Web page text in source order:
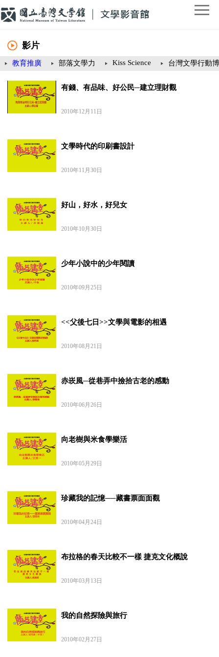
影片
教育推廣 部落文學力 Kiss Science 台灣文學行動
有錢、有品味、好公民─建立理財觀
2010年12月11日
文學時代的印刷書設計
2010年11月30日
好山，好水，好兒女
2010年10月30日
少年小說中的少年閱讀
2010年09月25日
<<父後七日>>文學與電影的相遇
2010年08月21日
赤崁風─從巷弄中撿拾古老的感動
2010年06月26日
向老樹與米食學樂活
2010年05月29日
珍藏我的記憶──藏書票面面觀
2010年04月24日
布拉格的春天比較不一樣 捷克文化概說
2010年03月13日
我的自然探險與旅行
2010年02月27日